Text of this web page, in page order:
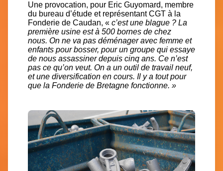
Une provocation, pour Eric Guyomard, membre
du bureau d’étude et représentant CGT à la
Fonderie de Caudan, « c’est une blague ? La
première usine est à 500 bornes de chez
nous. On ne va pas déménager avec femme et
enfants pour bosser, pour un groupe qui essaye
de nous assassiner depuis cinq ans. Ce n’est
pas ce qu’on veut. On a un outil de travail neuf,
et une diversification en cours. Il y a tout pour
que la Fonderie de Bretagne fonctionne. »